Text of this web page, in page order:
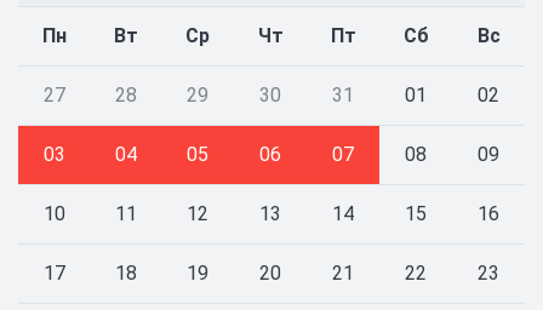
Пн Вт Ср Чт Пт Сб Вс
27 28 29 30 31 01 02
03 04 05 06 07 08 09
10 11 12 13 14 15 16
17 18 19 20 21 22 23